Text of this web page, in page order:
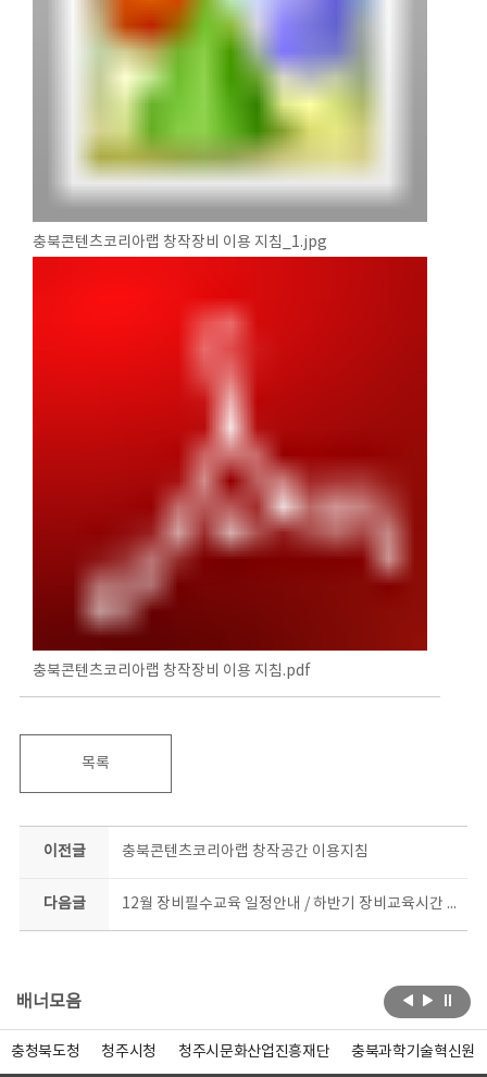
충북콘텐츠코리아랩 창작장비 이용 지침_1.jpg
충북콘텐츠코리아랩 창작장비 이용 지침.pdf
목록
이전글 충북콘텐츠코리아랩 창작공간 이용지침
다음글 12월 장비필수교육 일정안내 / 하반기 장비교육시간 : 19-21시
배너모음
충청북도청 청주시청 청주시문화산업진흥재단 충북과학기술혁신원